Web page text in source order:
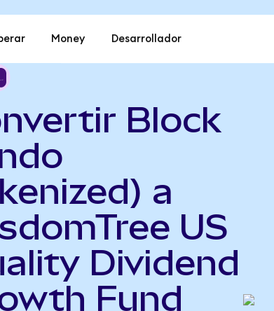
Money Desarrollador
Block
a
US
Dividend
Fund